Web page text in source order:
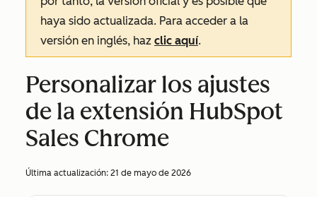
haya sido actualizada. Para acceder a la
versión en inglés, haz clic aquí.
Personalizar los ajustes
de la extensión HubSpot
Sales Chrome
Última actualización: 21 de mayo de 2026